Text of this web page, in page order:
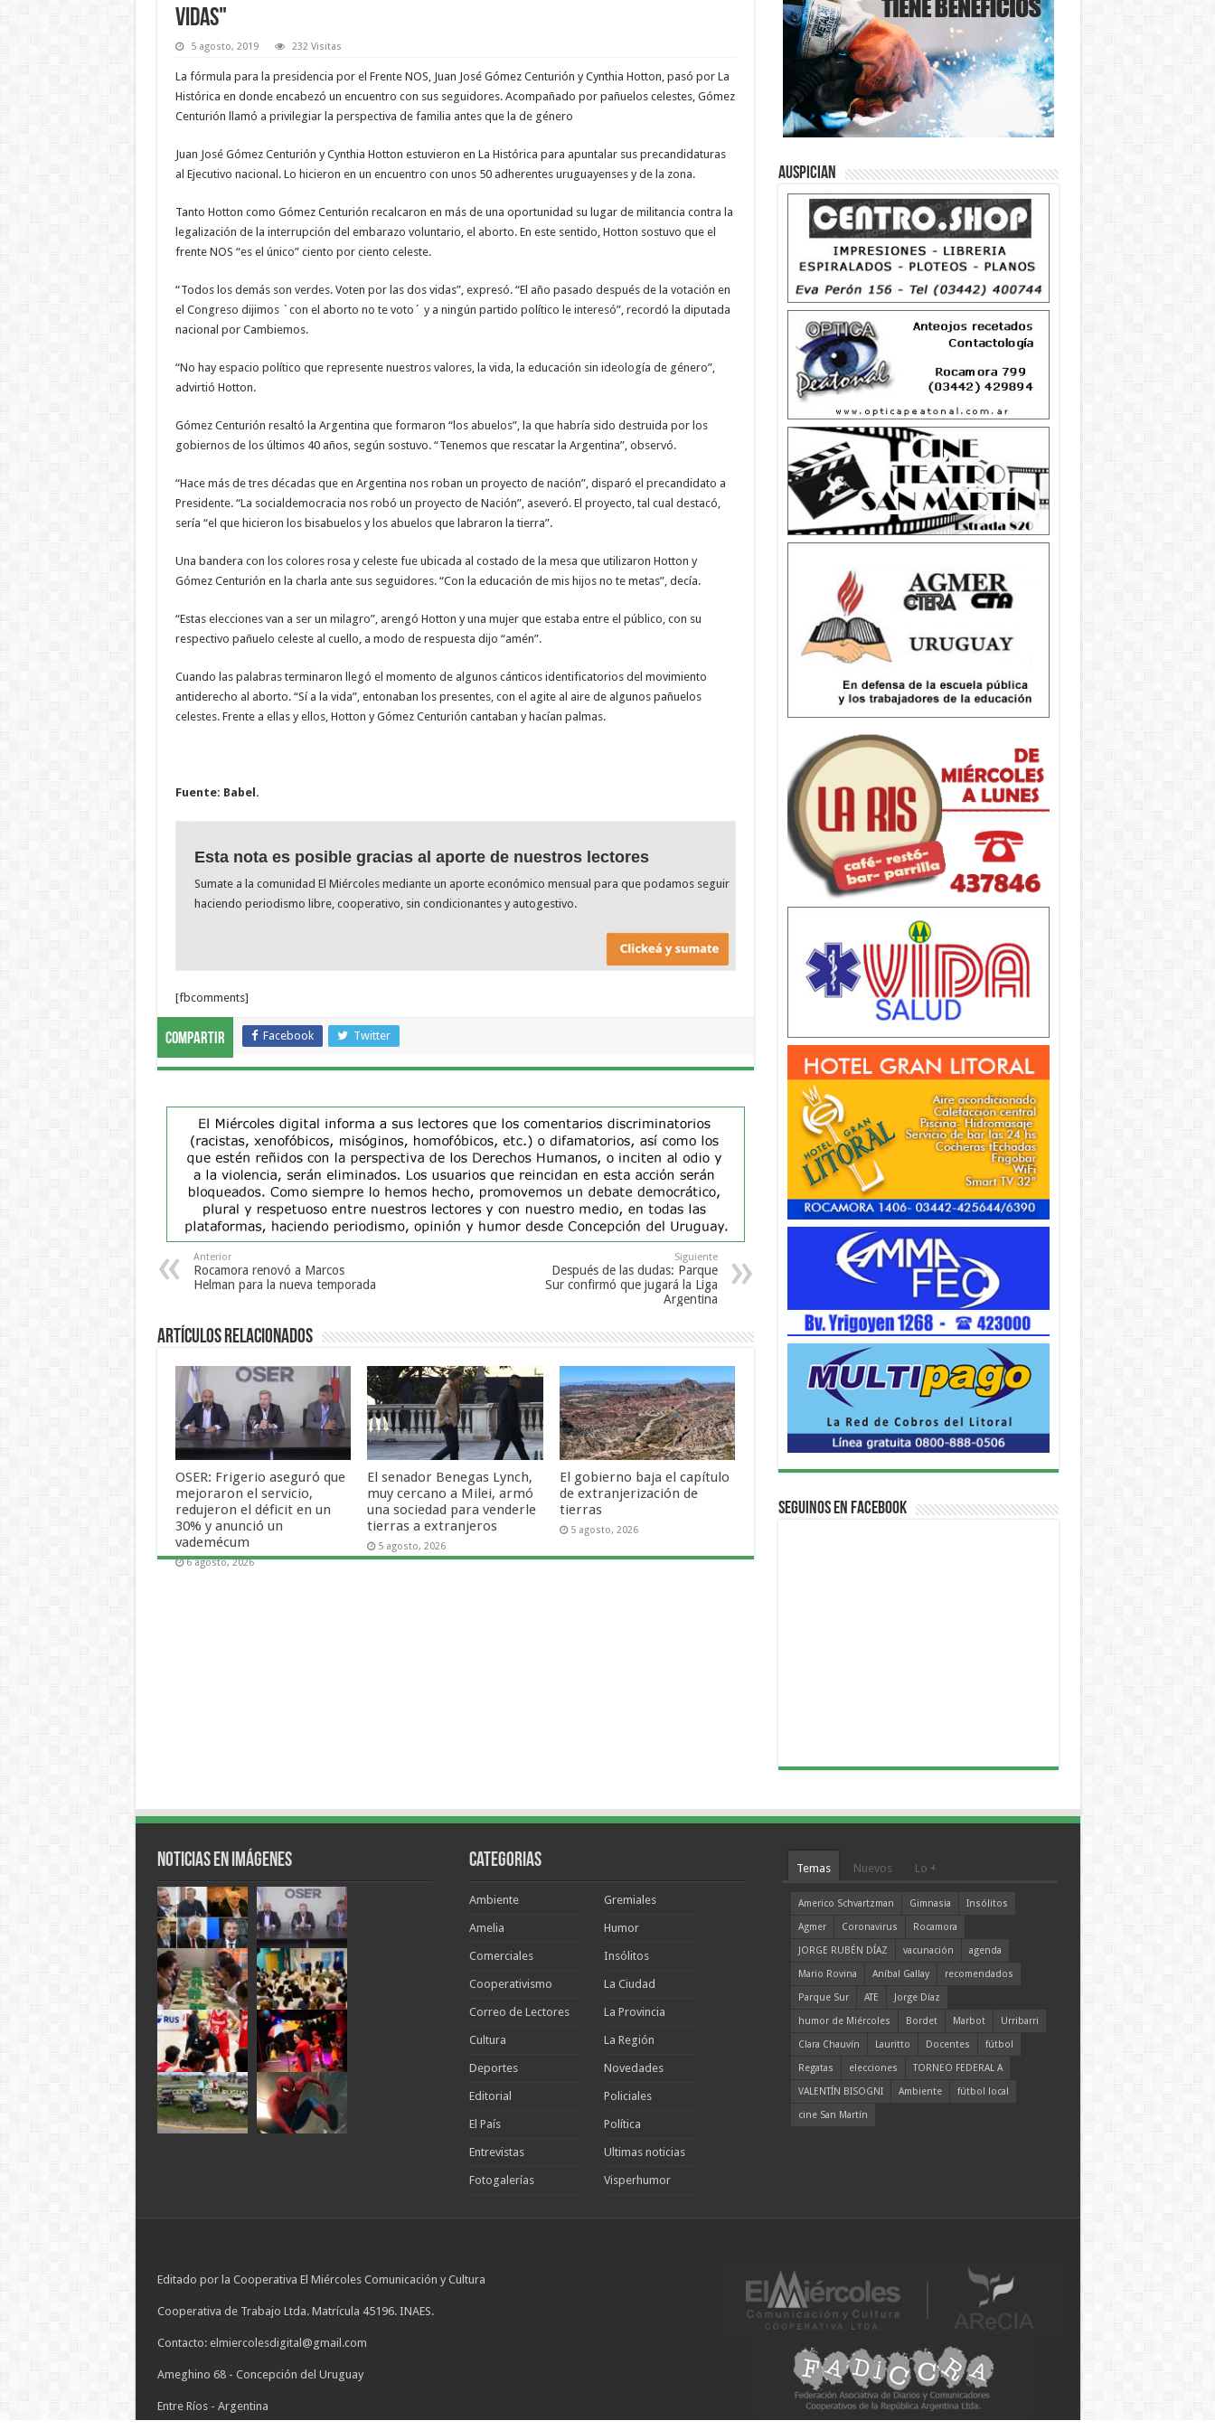
vidas"
5 agosto, 2019 232 Visitas
La fórmula para la presidencia por el Frente NOS, Juan José Gómez Centurión y Cynthia Hotton, pasó por La
Histórica en donde encabezó un encuentro con sus seguidores. Acompañado por pañuelos celestes, Gómez
Centurión llamó a privilegiar la perspectiva de familia antes que la de género
Juan José Gómez Centurión y Cynthia Hotton estuvieron en La Histórica para apuntalar sus precandidaturas
al Ejecutivo nacional. Lo hicieron en un encuentro con unos 50 adherentes uruguayenses y de la zona.
Tanto Hotton como Gómez Centurión recalcaron en más de una oportunidad su lugar de militancia contra la
legalización de la interrupción del embarazo voluntario, el aborto. En este sentido, Hotton sostuvo que el
frente NOS “es el único” ciento por ciento celeste.
“Todos los demás son verdes. Voten por las dos vidas”, expresó. “El año pasado después de la votación en
el Congreso dijimos `con el aborto no te voto´ y a ningún partido político le interesó”, recordó la diputada
nacional por Cambiemos.
“No hay espacio político que represente nuestros valores, la vida, la educación sin ideología de género”,
advirtió Hotton.
Gómez Centurión resaltó la Argentina que formaron “los abuelos”, la que habría sido destruida por los
gobiernos de los últimos 40 años, según sostuvo. “Tenemos que rescatar la Argentina”, observó.
“Hace más de tres décadas que en Argentina nos roban un proyecto de nación”, disparó el precandidato a
Presidente. “La socialdemocracia nos robó un proyecto de Nación”, aseveró. El proyecto, tal cual destacó,
sería “el que hicieron los bisabuelos y los abuelos que labraron la tierra”.
Una bandera con los colores rosa y celeste fue ubicada al costado de la mesa que utilizaron Hotton y
Gómez Centurión en la charla ante sus seguidores. “Con la educación de mis hijos no te metas”, decía.
“Estas elecciones van a ser un milagro”, arengó Hotton y una mujer que estaba entre el público, con su
respectivo pañuelo celeste al cuello, a modo de respuesta dijo “amén”.
Cuando las palabras terminaron llegó el momento de algunos cánticos identificatorios del movimiento
antiderecho al aborto. “Sí a la vida”, entonaban los presentes, con el agite al aire de algunos pañuelos
celestes. Frente a ellas y ellos, Hotton y Gómez Centurión cantaban y hacían palmas.
Fuente: Babel.
Esta nota es posible gracias al aporte de nuestros lectores
Sumate a la comunidad El Miércoles mediante un aporte económico mensual para que podamos seguir
haciendo periodismo libre, cooperativo, sin condicionantes y autogestivo.
[fbcomments]
Compartir Facebook Twitter
Anterior
Rocamora renovó a Marcos
Helman para la nueva temporada
Siguiente
Después de las dudas: Parque
Sur confirmó que jugará la Liga
Argentina
Artículos Relacionados
OSER: Frigerio aseguró que
mejoraron el servicio,
redujeron el déficit en un
30% y anunció un
vademécum
6 agosto, 2026
El senador Benegas Lynch,
muy cercano a Milei, armó
una sociedad para venderle
tierras a extranjeros
5 agosto, 2026
El gobierno baja el capítulo
de extranjerización de
tierras
5 agosto, 2026
Auspician
Seguinos en Facebook
Noticias en Imágenes Categorias
Ambiente
Amelia
Comerciales
Cooperativismo
Correo de Lectores
Cultura
Deportes
Editorial
El País
Entrevistas
Fotogalerías
Gremiales
Humor
Insólitos
La Ciudad
La Provincia
La Región
Novedades
Policiales
Política
Ultimas noticias
Visperhumor
Temas Nuevos Lo +
Americo Schvartzman Gimnasia
Insólitos
Agmer
Coronavirus
Rocamora
JORGE RUBÉN DÍAZ
vacunación
agenda
Mario Rovina
Aníbal Gallay
recomendados
Parque Sur
ATE
Jorge Díaz
humor de Miércoles
Bordet Marbot
Urribarri
Clara Chauvín
Lauritto Docentes
fútbol
Regatas
elecciones
TORNEO FEDERAL A
VALENTÍN BISOGNI
Ambiente
fútbol local
cine San Martín
Editado por la Cooperativa El Miércoles Comunicación y Cultura
Cooperativa de Trabajo Ltda. Matrícula 45196. INAES.
Contacto: elmiercolesdigital@gmail.com
Ameghino 68 - Concepción del Uruguay
Entre Ríos - Argentina